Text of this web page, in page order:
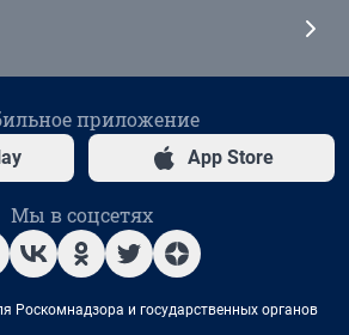
приложение
App Store
Мы в соцсетях
Роскомнадзора и государственных органов